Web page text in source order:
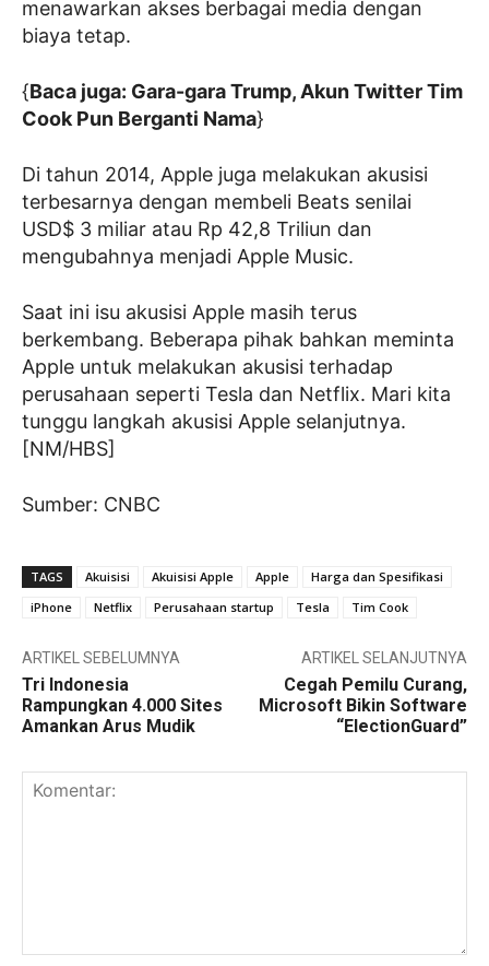
menawarkan akses berbagai media dengan
biaya tetap.
{Baca juga: Gara-gara Trump, Akun Twitter Tim
Cook Pun Berganti Nama}
Di tahun 2014, Apple juga melakukan akusisi
terbesarnya dengan membeli Beats senilai
USD$ 3 miliar atau Rp 42,8 Triliun dan
mengubahnya menjadi Apple Music.
Saat ini isu akusisi Apple masih terus
berkembang. Beberapa pihak bahkan meminta
Apple untuk melakukan akusisi terhadap
perusahaan seperti Tesla dan Netflix. Mari kita
tunggu langkah akusisi Apple selanjutnya.
[NM/HBS]
Sumber: CNBC
TAGS Akuisisi Akuisisi Apple Apple
Harga dan Spesifikasi
iPhone
Netflix Perusahaan startup Tesla Tim Cook
ARTIKEL SEBELUMNYA
Tri Indonesia
Rampungkan 4.000 Sites
Amankan Arus Mudik
ARTIKEL SELANJUTNYA
Cegah Pemilu Curang,
Microsoft Bikin Software
“ElectionGuard”